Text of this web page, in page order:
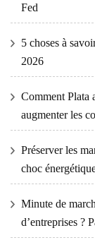
Fed
5 choses à
2026
Comment Plata
augmenter les
Préserver les
choc
Minute de
d’entreprises ?